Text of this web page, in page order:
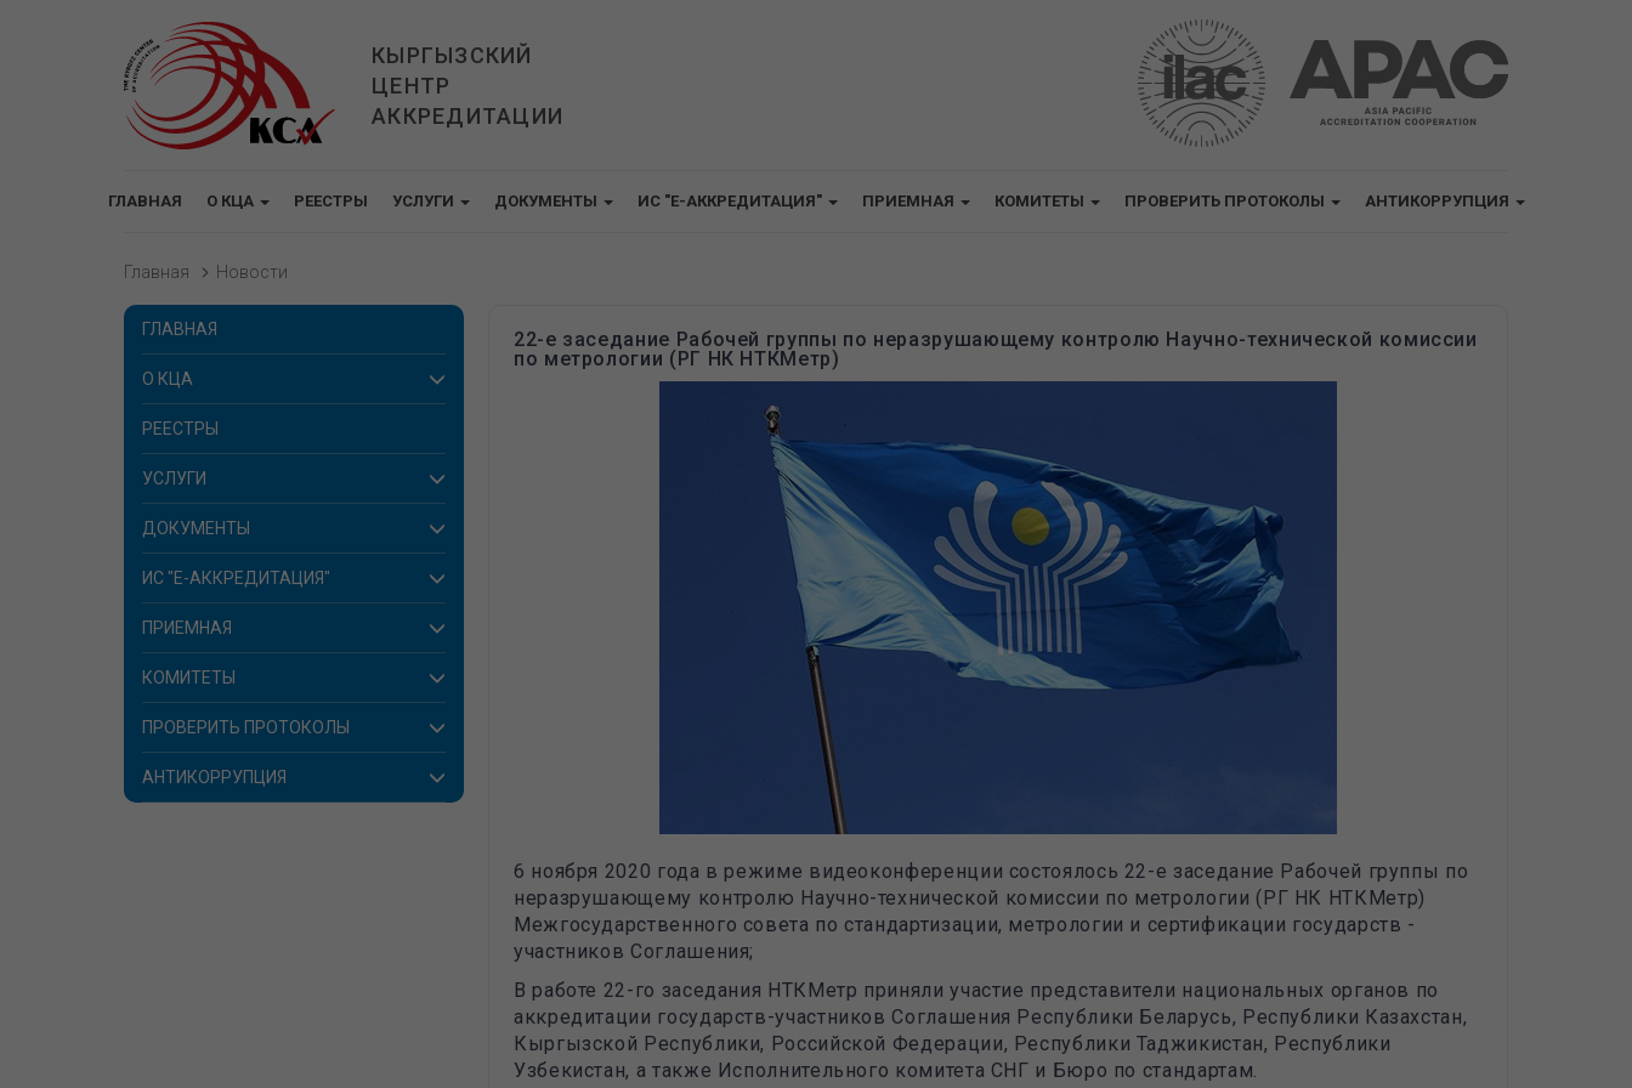
КЫРГЫЗСКИЙ
ЦЕНТР
АККРЕДИТАЦИИ
ГЛАВНАЯ О КЦА РЕЕСТРЫ УСЛУГИ ДОКУМЕНТЫ ИС "E-АККРЕДИТАЦИЯ" ПРИЕМНАЯ КОМИТЕТЫ ПРОВЕРИТЬ ПРОТОКОЛЫ АНТИКОРРУПЦИЯ
Главная Новости
ГЛАВНАЯ
О КЦА
РЕЕСТРЫ
УСЛУГИ
ДОКУМЕНТЫ
ИС "E-АККРЕДИТАЦИЯ"
ПРИЕМНАЯ
КОМИТЕТЫ
ПРОВЕРИТЬ ПРОТОКОЛЫ
АНТИКОРРУПЦИЯ
22-е заседание Рабочей группы по неразрушающему контролю Научно-технической комиссии
по метрологии (РГ НК НТКМетр)
6 ноября 2020 года в режиме видеоконференции состоялось 22-е заседание Рабочей группы по
неразрушающему контролю Научно-технической комиссии по метрологии (РГ НК НТКМетр)
Межгосударственного совета по стандартизации, метрологии и сертификации государств -
участников Соглашения;
В работе 22-го заседания НТКМетр приняли участие представители национальных органов по
аккредитации государств-участников Соглашения Республики Беларусь, Республики Казахстан,
Кыргызской Республики, Российской Федерации, Республики Таджикистан, Республики
Узбекистан, а также Исполнительного комитета СНГ и Бюро по стандартам.